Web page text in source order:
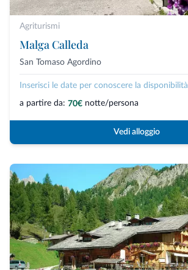
Agriturismi
Malga Calleda
San Tomaso Agordino
Inserisci le date per conoscere la disponibilità
a partire da: 70€ notte/persona
Vedi alloggio